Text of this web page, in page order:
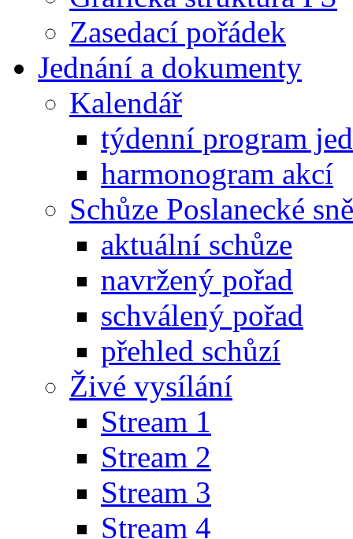
Zasedací pořádek
Jednání a dokumenty
Kalendář
týdenní program
harmonogram akcí
Schůze Poslanecké
aktuální schůze
navržený pořad
schválený pořad
přehled schůzí
Živé vysílání
Stream 1
Stream 2
Stream 3
Stream 4